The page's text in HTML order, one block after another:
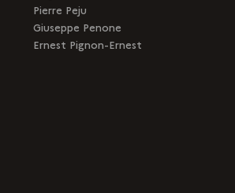
Pierre Peju
Giuseppe Penone
Ernest Pignon-Ernest